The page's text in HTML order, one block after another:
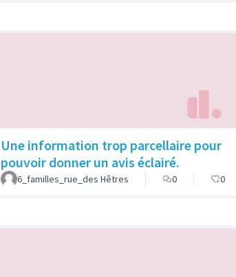
Une information trop parcellaire pour
pouvoir donner un avis éclairé.
6_familles_rue_des Hêtres 0 0